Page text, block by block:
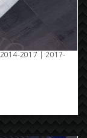
2017 | 2017-